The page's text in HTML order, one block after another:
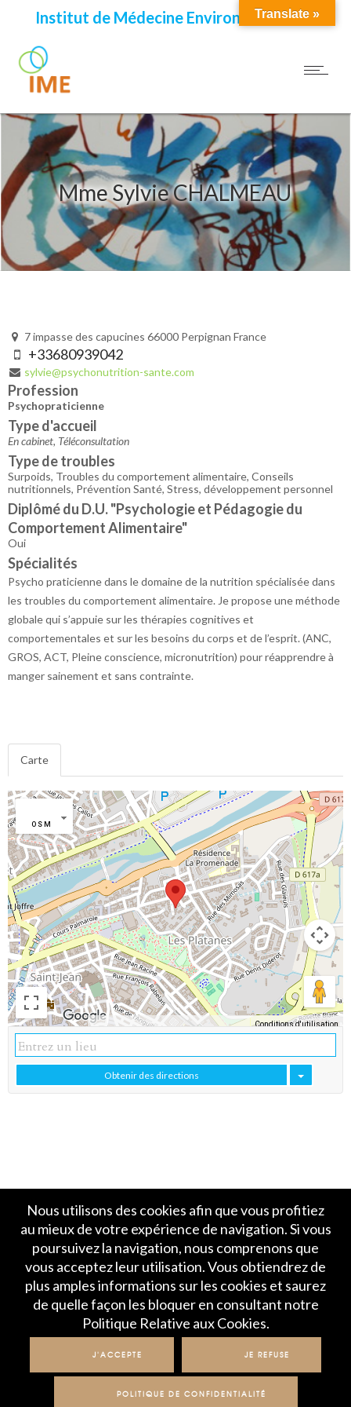
Institut de Médecine Environnementale
Mme Sylvie CHALMEAU
7 impasse des capucines 66000 Perpignan France
+33680939042
sylvie@psychonutrition-sante.com
Profession
Psychopraticienne
Type d'accueil
En cabinet, Téléconsultation
Type de troubles
Surpoids, Troubles du comportement alimentaire, Conseils
nutritionnels, Prévention Santé, Stress, développement personnel
Diplômé du D.U. "Psychologie et Pédagogie du
Comportement Alimentaire"
Oui
Spécialités
Psycho praticienne dans le domaine de la nutrition spécialisée dans
les troubles du comportement alimentaire. Je propose une méthode
globale qui s’appuie sur les thérapies cognitives et
comportementales et sur les besoins du corps et de l’esprit. (ANC,
GROS, ACT, Pleine conscience, micronutrition) pour réapprendre à
manger sainement et sans contrainte.
Carte
OSM
Données cartographiques
Conditions d'utilisation
Obtenir des directions
Accueil
Politique de Confidentialité
Crédits et mentions légales
Contact
© IME 2017-2020
Translate »
Nous utilisons des cookies afin que vous profitiez
au mieux de votre expérience de navigation. Si vous
poursuivez la navigation, nous comprenons que
vous acceptez leur utilisation. Vous obtiendrez de
plus amples informations sur les cookies et saurez
de quelle façon les bloquer en consultant notre
Politique Relative aux Cookies.
J'ACCEPTE JE REFUSE
POLITIQUE DE CONFIDENTIALITÉ